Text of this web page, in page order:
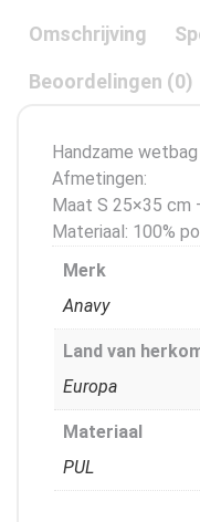
Omschrijving
Beoordelingen (0)
Handzame
Afmetingen:​
Maat S 25×35 cm
Materiaal: 100%
Merk
Anavy
Land van
Europa
Materiaal
PUL